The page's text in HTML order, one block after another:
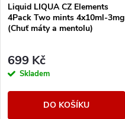
Liquid LIQUA CZ Elements
4Pack Two mints 4x10ml-3mg
(Chuť máty a mentolu)
699 Kč
Skladem
DO KOŠÍKU